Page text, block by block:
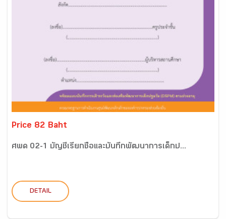
Price 82 Baht
ศพด 02-1 บัญชีเรียกชื่อและบันทึกพัฒนาการเด็กป...
DETAIL